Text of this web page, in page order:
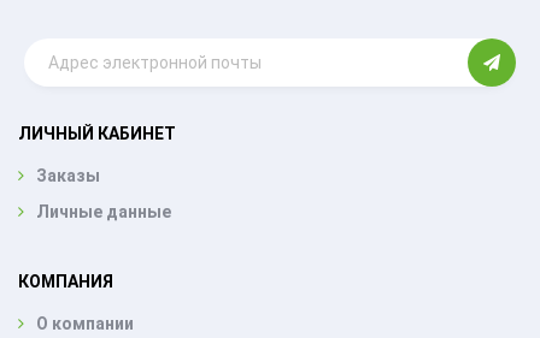
ЛИЧНЫЙ КАБИНЕТ
Заказы
Личные данные
КОМПАНИЯ
О компании